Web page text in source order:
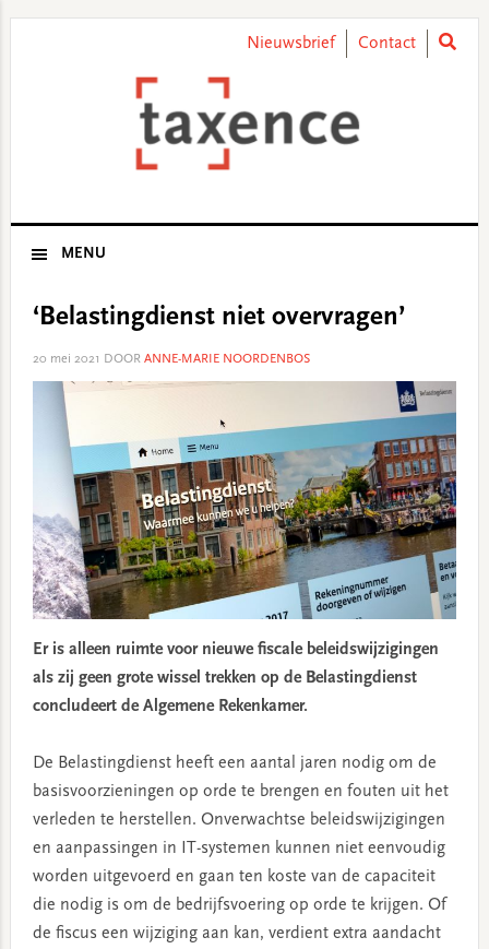
Nieuwsbrief Contact
MENU
‘Belastingdienst niet overvragen’
20 mei 2021 DOOR ANNE-MARIE NOORDENBOS
Er is alleen ruimte voor nieuwe fiscale beleidswijzigingen
als zij geen grote wissel trekken op de Belastingdienst
concludeert de Algemene Rekenkamer.
De Belastingdienst heeft een aantal jaren nodig om de
basisvoorzieningen op orde te brengen en fouten uit het
verleden te herstellen. Onverwachtse beleidswijzigingen
en aanpassingen in IT-systemen kunnen niet eenvoudig
worden uitgevoerd en gaan ten koste van de capaciteit
die nodig is om de bedrijfsvoering op orde te krijgen. Of
de fiscus een wijziging aan kan, verdient extra aandacht